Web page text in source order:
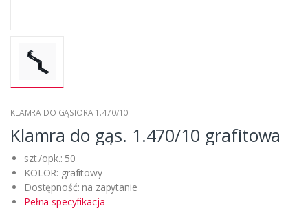
KLAMRA DO GĄSIORA 1.470/10
Klamra do gąs. 1.470/10 grafitowa
szt./opk.: 50
KOLOR: grafitowy
Dostępność: na zapytanie
Pełna specyfikacja